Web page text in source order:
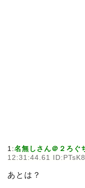
1:名無しさん＠２ろぐ
12:31:44.61
あとは？